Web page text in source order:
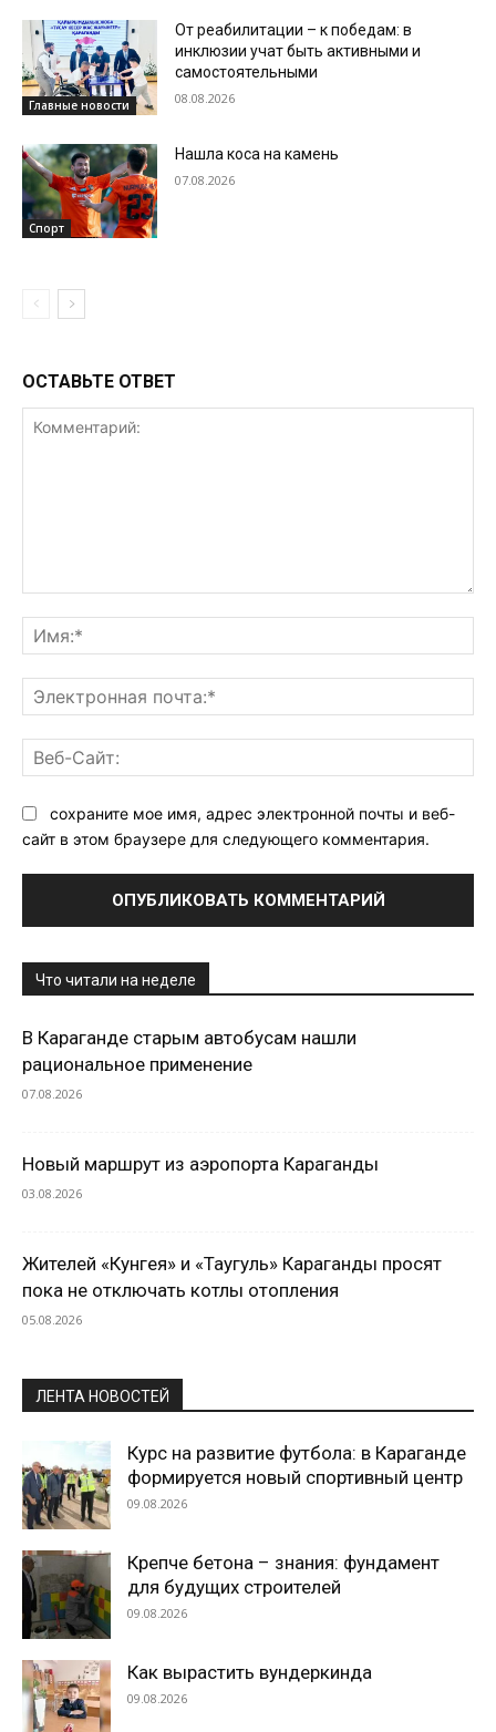
Главные новости
От реабилитации – к победам: в
инклюзии учат быть активными и
самостоятельными
08.08.2026
Спорт
Нашла коса на камень
07.08.2026
ОСТАВЬТЕ ОТВЕТ
сохраните мое имя, адрес электронной почты и веб-
сайт в этом браузере для следующего комментария.
Что читали на неделе
В Караганде старым автобусам нашли
рациональное применение
07.08.2026
Новый маршрут из аэропорта Караганды
03.08.2026
Жителей «Кунгея» и «Таугуль» Караганды просят
пока не отключать котлы отопления
05.08.2026
ЛЕНТА НОВОСТЕЙ
Курс на развитие футбола: в Караганде
формируется новый спортивный центр
09.08.2026
Крепче бетона – знания: фундамент
для будущих строителей
09.08.2026
Как вырастить вундеркинда
09.08.2026